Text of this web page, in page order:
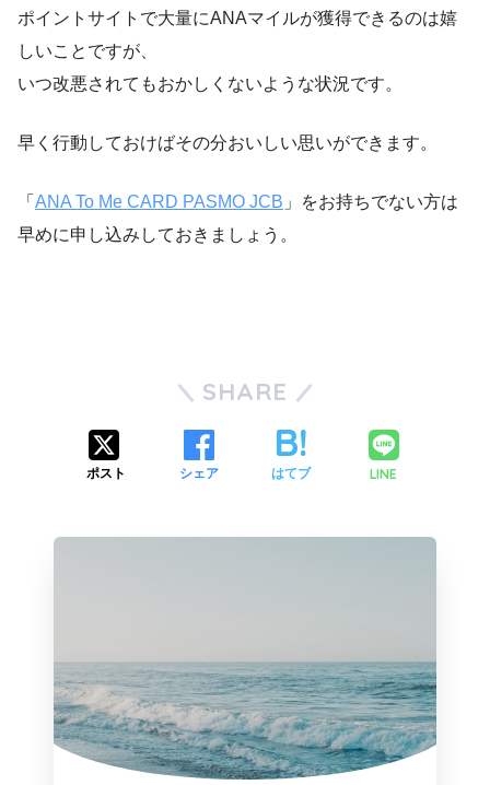
ポイントサイトで大量にANAマイルが獲得できるのは嬉
しいことですが、
いつ改悪されてもおかしくないような状況です。
早く行動しておけばその分おいしい思いができます。
「 ANA To Me CARD PASMO JCB 」をお持ちでない方は
早めに申し込みしておきましょう。
SHARE
ポスト シェア はてブ LINE